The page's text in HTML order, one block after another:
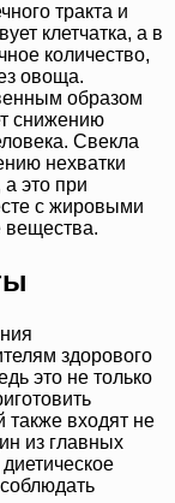
тракта и
клетчатка, а в
количество,
овоща.
образом
снижению
Свекла
нехватки
это при
с жировыми
вещества.
здорового
это не только
также входят не
из главных